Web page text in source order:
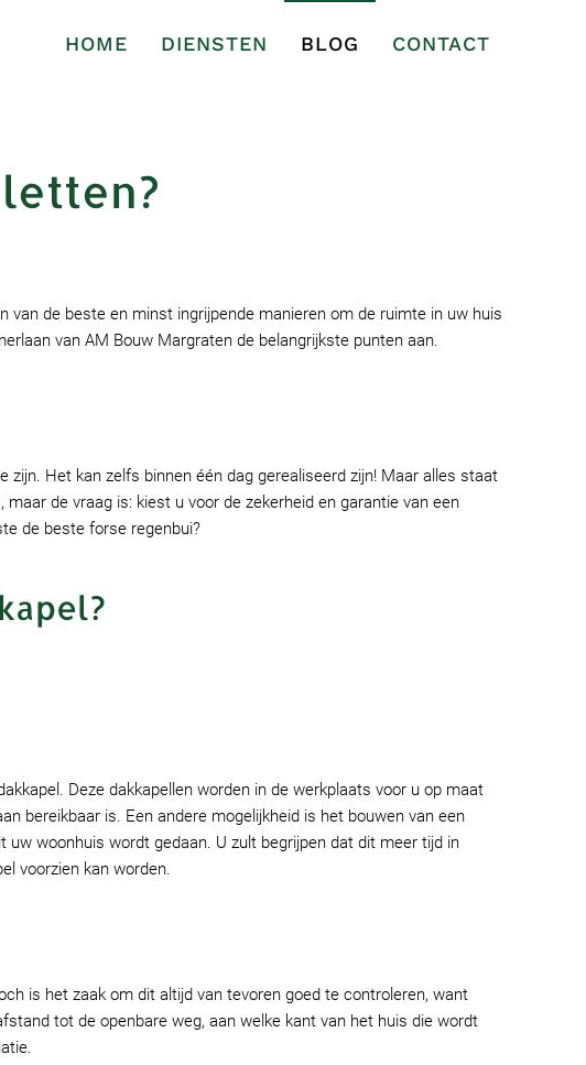
HOME DIENSTEN BLOG CONTACT
de beste en minst ingrijpende manieren om de ruimte in uw huis
van AM Bouw Margraten de belangrijkste punten aan.
Het kan zelfs binnen één dag gerealiseerd zijn! Maar alles staat
de vraag is: kiest u voor de zekerheid en garantie van een
de beste forse regenbui?
Deze dakkapellen worden in de werkplaats voor u op maat
bereikbaar is. Een andere mogelijkheid is het bouwen van een
woonhuis wordt gedaan. U zult begrijpen dat dit meer tijd in
voorzien kan worden.
is het zaak om dit altijd van tevoren goed te controleren, want
tot de openbare weg, aan welke kant van het huis die wordt